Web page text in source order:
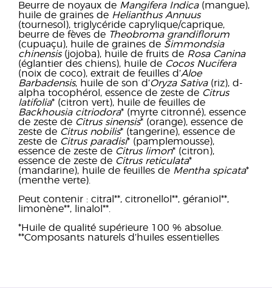
Beurre de noyaux de Mangifera Indica(mangue),
huile de graines de Helianthus Annuus
(tournesol), triglycéride caprylique/caprique,
beurre de fèves de Theobroma grandiflorum
(cupuaçu), huile de graines de Simmondsia
chinensis(jojoba), huile de fruits de Rosa Canina
(églantier des chiens), huile de Cocos Nucifera
(noix de coco), extrait de feuilles d’Aloe
Barbadensis, huile de son d’Oryza Sativa(riz), d-
alpha tocophérol, essence de zeste de Citrus
latifolia* (citron vert), huile de feuilles de
Backhousia citriodora* (myrte citronné), essence
de zeste de Citrus sinensis* (orange), essence de
zeste de Citrus nobilis* (tangerine), essence de
zeste de Citrus paradisi* (pamplemousse),
essence de zeste de Citrus limon* (citron),
essence de zeste de Citrus reticulata*
(mandarine), huile de feuilles de Mentha spicata*
(menthe verte).
Peut contenir : citral**, citronellol**, géraniol**,
limonène**, linalol**.
*Huile de qualité supérieure 100 % absolue.
**Composants naturels d’huiles essentielles